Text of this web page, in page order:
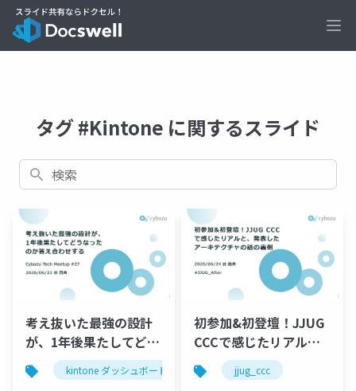
タグ #Kintone に関するスライド
検索
考え抜いた最強の設計
が、1年後果たしてどう
なったのか答え合わせ
する
kintone ダッシュボード
初参加&初登壇！JJUG
CCCで感じたリアル
と、発表したアーキテ
クチャの話の裏側
jjug_ccc